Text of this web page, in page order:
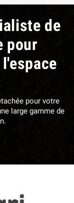
de
pour
pour votre
large gamme de